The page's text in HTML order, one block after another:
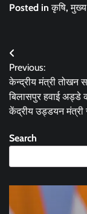
Posted inकृषि,मुख्य
Post
navigation
Previous:
केन्द्रीय मंत्री तोखन
बिलासपुर हवाई अड्डे
केंद्रीय उड्डयन मंत्री
Search